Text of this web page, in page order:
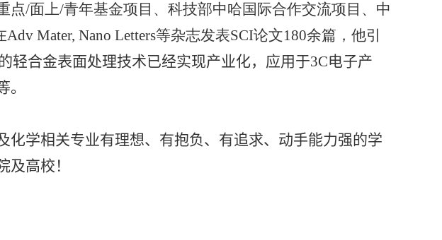
点/面上/青年基金项目、科技部中哈国际合作交流项目、中
Adv Mater, Nano Letters等杂志发表SCI论文180余篇，他引
轻合金表面处理技术已经实现产业化，应用于3C电子产
化学相关专业有理想、有抱负、 有追求、动手能力强的学
及高校！